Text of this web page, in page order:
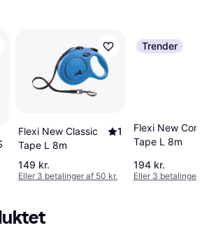
Flexi New Classic
Tape L 8m
1
149 kr.
Eller 3 betalinger af 50 kr.
Trender
Flexi New
Tape L 8m
194 kr.
Eller 3 betalinger